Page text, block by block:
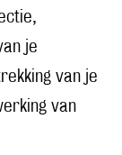
je
van je
van